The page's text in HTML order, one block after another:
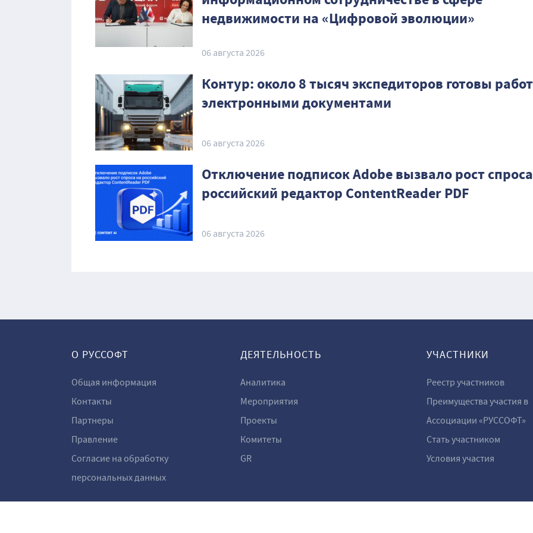
недвижимости на «Цифровой эволюции»
06 августа 2026
Контур: около 8 тысяч экспедиторов готовы
электронными документами
06 августа 2026
Отключение подписок Adobe вызвало рост
российский редактор ContentReader PDF
06 августа 2026
О РУССОФТ
Общая информация
Контакты
Партнеры
Правление
Согласие на обработку
персональных данных
ДЕЯТЕЛЬНОСТЬ
Аналитика
Мероприятия
Проекты
Комитеты
GR
УЧАСТНИКИ
Реестр участников
Преимущества участия в
Ассоциации «РУССОФТ»
Стать участником
Условия участия